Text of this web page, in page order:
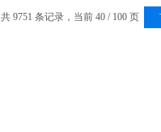
共 9751 条记录，当前 40 / 100 页